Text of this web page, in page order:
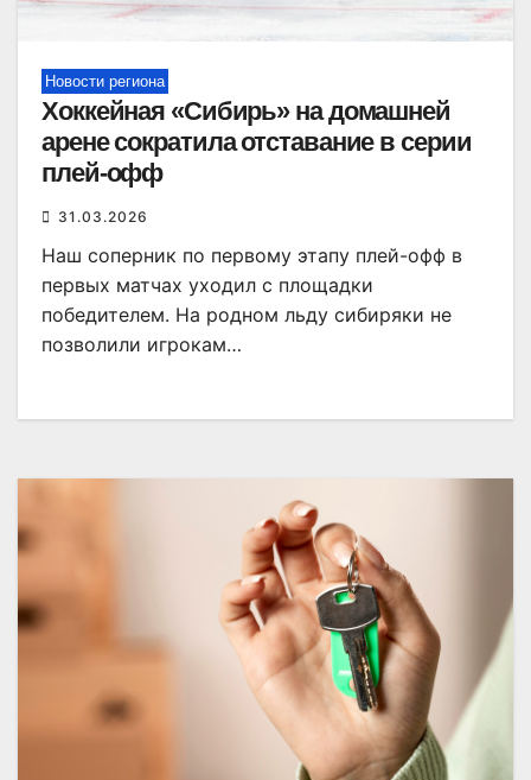
Новости региона
Хоккейная «Сибирь» на домашней
арене сократила отставание в серии
плей-офф
31.03.2026
Наш соперник по первому этапу плей-офф в
первых матчах уходил с площадки
победителем. На родном льду сибиряки не
позволили игрокам…